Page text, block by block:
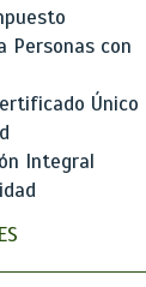
Personas con
Único
Integral